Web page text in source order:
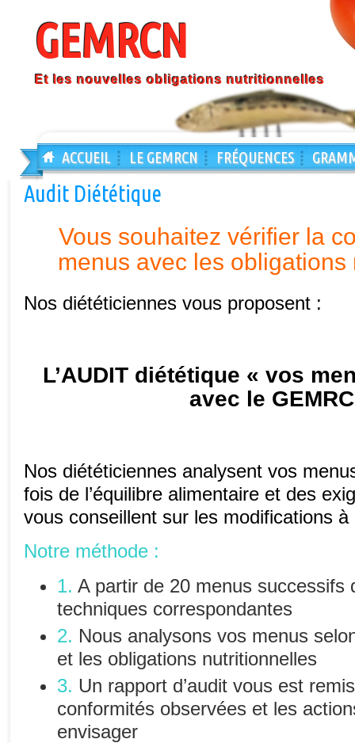
GEMRCN
Et les nouvelles obligations nutritionnelles
ACCUEIL LE GEMRCN FRÉQUENCES
Audit Diététique
Vous souhaitez vérifier la
menus avec les
Nos diététiciennes vous proposent :
L’AUDIT diététique « vos
avec le
Nos diététiciennes analysent vos
fois de l’équilibre alimentaire et des
vous conseillent sur les modifications à
Notre méthode :
1. A partir de 20 menus successifs
techniques correspondantes
2. Nous analysons vos menus
et les obligations nutritionnelles
3. Un rapport d’audit vous est
conformités observées et les
envisager